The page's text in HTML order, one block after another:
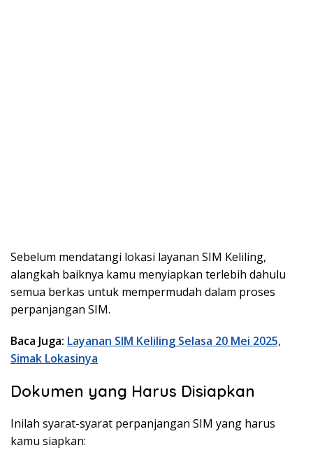
Sebelum mendatangi lokasi layanan SIM Keliling,
alangkah baiknya kamu menyiapkan terlebih dahulu
semua berkas untuk mempermudah dalam proses
perpanjangan SIM.
Baca Juga: Layanan SIM Keliling Selasa 20 Mei 2025,
Simak Lokasinya
Dokumen yang Harus Disiapkan
Inilah syarat-syarat perpanjangan SIM yang harus
kamu siapkan: